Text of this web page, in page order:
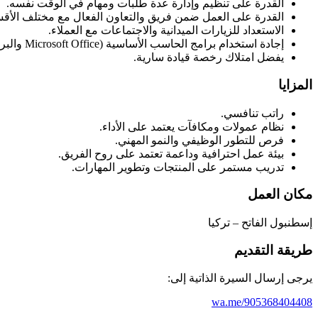
القدرة على تنظيم وإدارة عدة طلبات ومهام في الوقت نفسه.
القدرة على العمل ضمن فريق والتعاون الفعال مع مختلف
الاستعداد للزيارات الميدانية والاجتماعات مع العملاء.
إجادة استخدام برامج الحاسب الأساسية (Microsoft Office والبريد الإلكتروني وأنظمة إدارة العملاء).
يفضل امتلاك رخصة قيادة سارية.
المزايا
راتب تنافسي.
نظام عمولات ومكافآت يعتمد على الأداء.
فرص للتطور الوظيفي والنمو المهني.
بيئة عمل احترافية وداعمة تعتمد على روح الفريق.
تدريب مستمر على المنتجات وتطوير المهارات.
مكان العمل
إسطنبول الفاتح – تركيا
طريقة التقديم
يرجى إرسال السيرة الذاتية إلى:
wa.me/905368404408